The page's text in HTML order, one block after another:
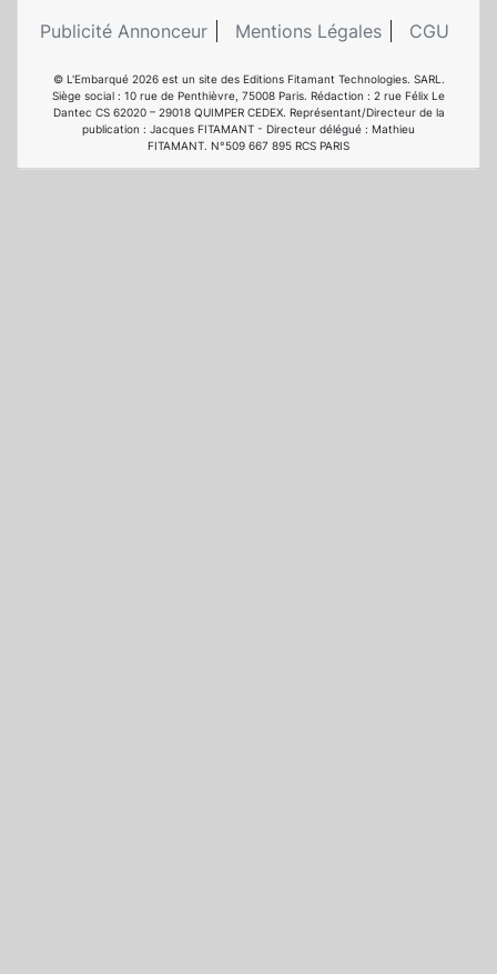
Publicité Annonceur
Mentions Légales CGU
© L'Embarqué 2026 est un site des Editions Fitamant Technologies. SARL.
Siège social : 10 rue de Penthièvre, 75008 Paris. Rédaction : 2 rue Félix Le
Dantec CS 62020 – 29018 QUIMPER CEDEX. Représentant/Directeur de la
publication : Jacques FITAMANT - Directeur délégué : Mathieu
FITAMANT. N°509 667 895 RCS PARIS